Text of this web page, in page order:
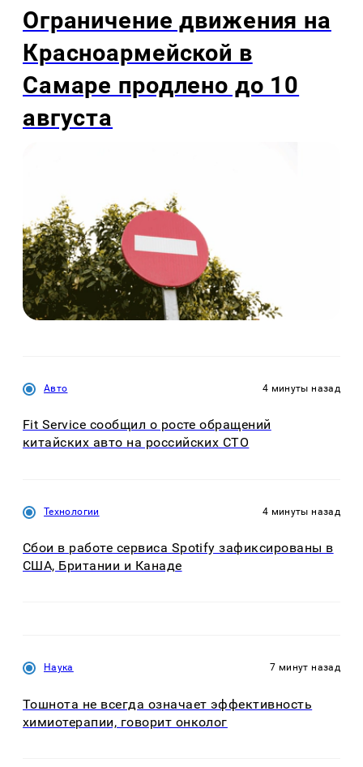
Ограничение движения на
Красноармейской в
Самаре продлено до 10
августа
Авто 4 минуты назад
Fit Service сообщил о росте обращений
китайских авто на российских СТО
Технологии 4 минуты назад
Сбои в работе сервиса Spotify зафиксированы в
США, Британии и Канаде
Наука 7 минут назад
Тошнота не всегда означает эффективность
химиотерапии, говорит онколог